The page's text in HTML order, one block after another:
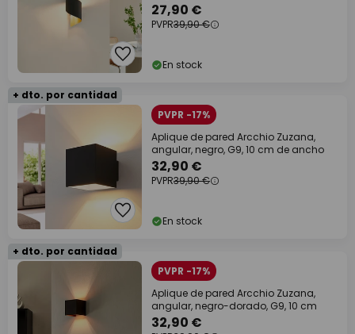
27,90 €
PVPR39,90 €
En stock
+ dto. por cantidad
PVPR -17%
Aplique de pared Arcchio Zuzana,
angular, negro, G9, 10 cm de ancho
32,90 €
PVPR39,90 €
En stock
+ dto. por cantidad
PVPR -17%
Aplique de pared Arcchio Zuzana,
angular, negro-dorado, G9, 10 cm
32,90 €